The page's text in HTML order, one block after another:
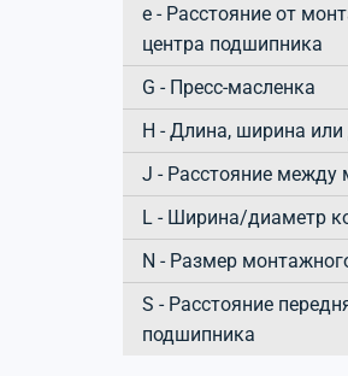
e - Расстояние от
центра подшипника
G - Пресс-масленка
H - Длина, ширина
J - Расстояние
L - Ширина/диаметр
N - Размер
S - Расстояние
подшипника